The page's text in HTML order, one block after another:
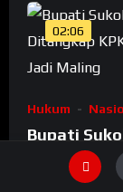
02:06
Hukum
Bupati
Ditangkap
Banyak
4